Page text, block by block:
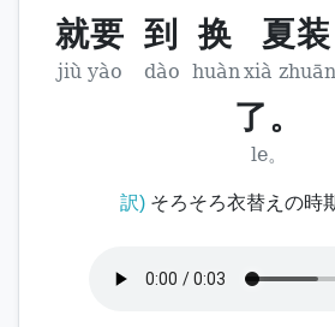
就要 到 换 夏装
jiù yào dào huànxià
了。
le。
訳)そろそろ衣替えの時